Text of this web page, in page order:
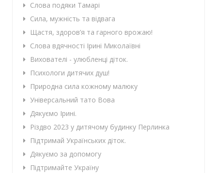
Слова подяки Тамарі
Сила, мужність та відвага
Щастя, здоров’я та гарного врожаю!
Слова вдячності Ірині Миколаївні
Вихователі - улюбленці діток.
Психологи дитячих душ!
Природна сила кожному малюку
Універсальний тато Вова
Дякуємо Ірині.
Різдво 2023 у дитячому будинку Перлинка
Підтримай Українських діток.
Дякуємо за допомогу
Підтримайте Україну